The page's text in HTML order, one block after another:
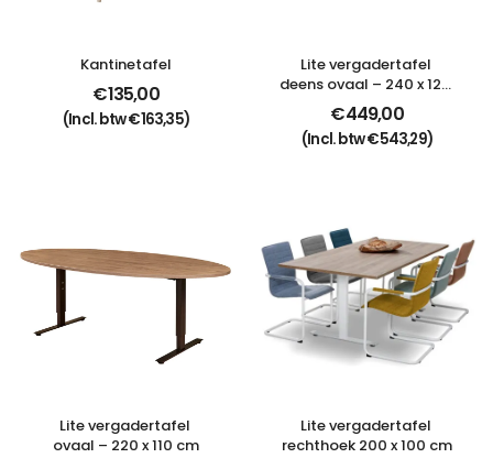
Kantinetafel
€135,00
(Incl. btw€163,35)
Lite vergadertafel
deens ovaal – 240 x 120
cm
€449,00
(Incl. btw€543,29)
Lite vergadertafel
ovaal – 220 x 110 cm
Lite vergadertafel
rechthoek 200 x 100 cm